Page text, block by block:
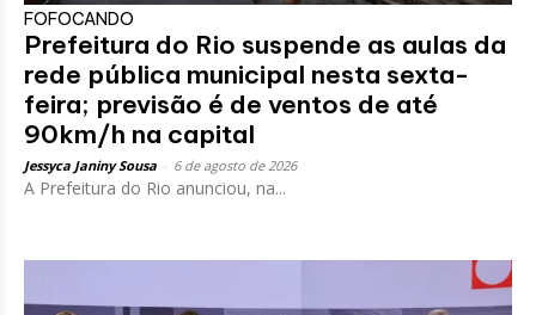
FOFOCANDO
Prefeitura do Rio suspende as aulas da
rede pública municipal nesta sexta-
feira; previsão é de ventos de até
90km/h na capital
Jessyca Janiny Sousa 6 de agosto de 2026
A Prefeitura do Rio anunciou, na...